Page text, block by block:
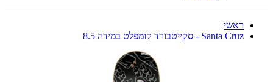
ראשי
Santa Cruz - סקייטבורד קומפלט במידה 8.5